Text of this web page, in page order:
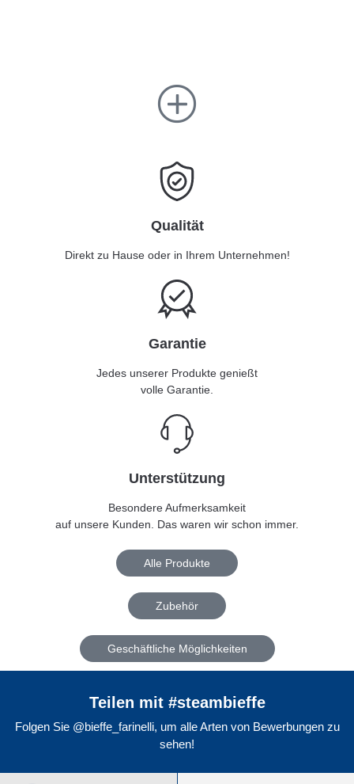
Qualität
Direkt zu Hause oder in Ihrem Unternehmen!
Garantie
Jedes unserer Produkte genießt
volle Garantie.
Unterstützung
Besondere Aufmerksamkeit
auf unsere Kunden. Das waren wir schon immer.
Alle Produkte
Zubehör
Geschäftliche Möglichkeiten
Teilen mit #steambieffe
Folgen Sie @bieffe_farinelli, um alle Arten von Bewerbungen zu
sehen!